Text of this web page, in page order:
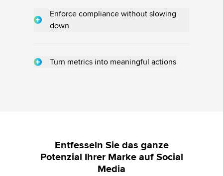
context-rich, AI-powered replies and
automate responses to engage effectively.
Enforce compliance without slowing
down
Customize your workflows to automatically
Turn metrics into meaningful actions
Entfesseln Sie das ganze
Potenzial Ihrer Marke auf Social
Media